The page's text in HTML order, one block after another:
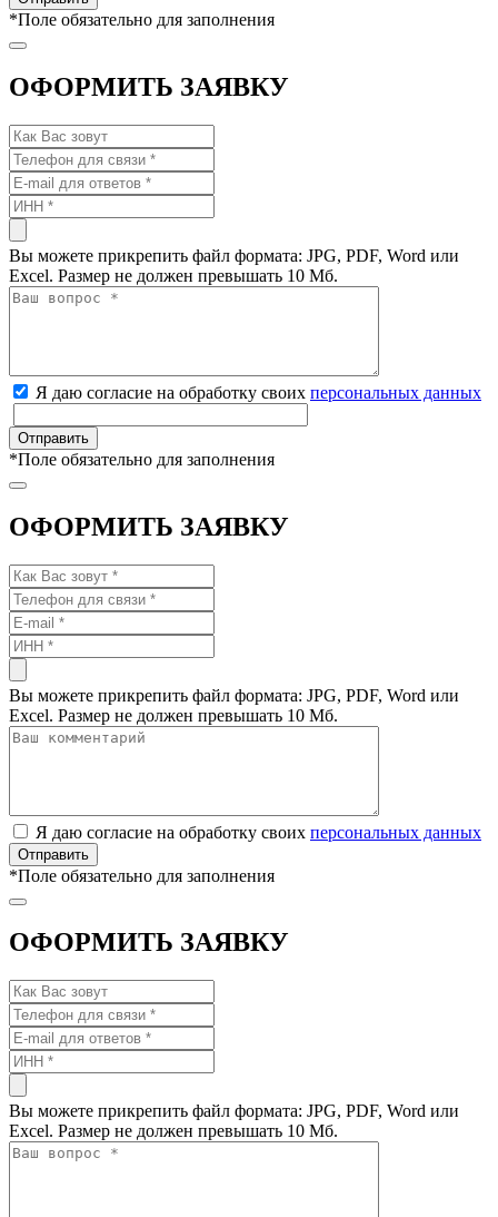
*Поле обязательно для заполнения
ОФОРМИТЬ ЗАЯВКУ
Вы можете прикрепить файл формата: JPG, PDF, Word или
Excel. Размер не должен превышать 10 Мб.
Я даю согласие на обработку своих персональных данных
*Поле обязательно для заполнения
ОФОРМИТЬ ЗАЯВКУ
Вы можете прикрепить файл формата: JPG, PDF, Word или
Excel. Размер не должен превышать 10 Мб.
Я даю согласие на обработку своих персональных данных
*Поле обязательно для заполнения
ОФОРМИТЬ ЗАЯВКУ
Вы можете прикрепить файл формата: JPG, PDF, Word или
Excel. Размер не должен превышать 10 Мб.